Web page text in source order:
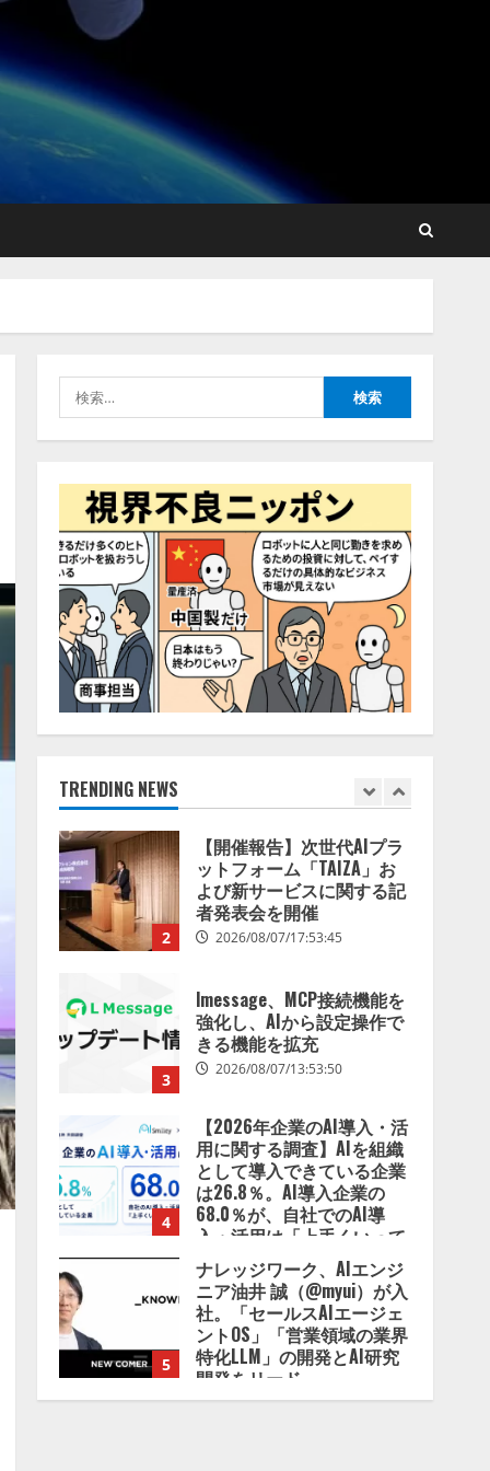
索:
TRENDING NEWS
よび新サービスに関する記
者発表会を開催
2026/08/07/17:53:45
用に関する調査】AIを組織
として導入できている企業
は26.8％。AI導入企業の
68.0％が、自社でのAI導
いる」と回答
2026/08/07/13:53:50
5
ナレッジワーク、AIエンジ
ニア油井 誠（@myui）が入
社。「セールスAIエージェ
ントOS」「営業領域の業界
特化LLM」の開発とAI研究
開発をリード
2026/08/07/10:54:31
1
【ドローン
AI】ドローン
操縦をAIがアドバイス「AI
コーチ」をリリース
2
【開催報告】次世代AIプラ
ットフォーム「TAIZA」お
者発表会を開催
2026/08/07/17:53:45
3
lmessage、MCP接続機能を
2026/08/07/13:53:50
4
【2026年企業のAI導入・活
は26.8％。AI導入企業の
68.0％が、自社でのAI導
入・活用は「上手くいって
いる」と回答
2026/08/07/13:53:50
5
ナレッジワーク、AIエンジ
ニア油井 誠（@myui）が入
ントOS」「営業領域の業界
特化LLM」の開発とAI研究
開発をリード
2026/08/07/10:54:31
【ドローン
AI】ドローン
操縦をAIがアドバイス「AI
コーチ」をリリース